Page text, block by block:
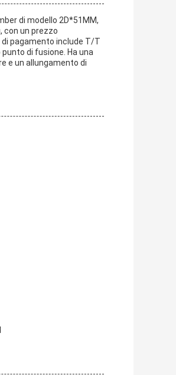
di modello 2D*51MM,
con un prezzo
di pagamento include T/T
di fusione. Ha una
e un allungamento di